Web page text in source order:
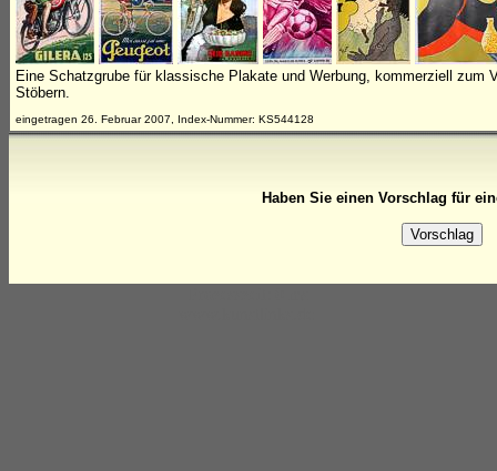
Eine Schatzgrube für klassische Plakate und Werbung, kommerziell zum
Stöbern.
eingetragen 26. Februar 2007, Index-Nummer: KS544128
Haben Sie einen Vorschlag für